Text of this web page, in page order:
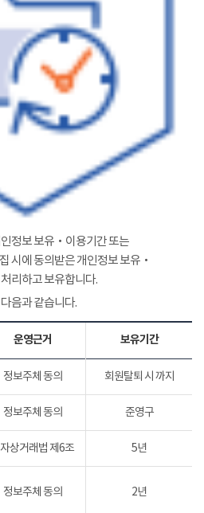
정보 보유‧이용기간 또는
시에 동의받은 개인정보 보유‧
리하고 보유합니다.
음과 같습니다.
운영근거 보유기간
정보주체 동의 회원탈퇴 시 까지
정보주체 동의 준영구
상거래법 제6조 5년
정보주체 동의 2년